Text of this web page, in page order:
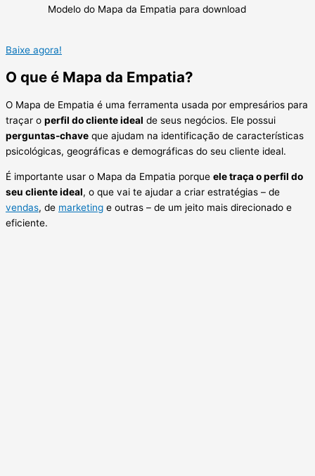
Modelo do Mapa da Empatia para download
Baixe agora!
O que é Mapa da Empatia?
O Mapa de Empatia é uma ferramenta usada por empresários para
traçar o perfil do cliente ideal de seus negócios. Ele possui
perguntas-chave que ajudam na identificação de características
psicológicas, geográficas e demográficas do seu cliente ideal.
É importante usar o Mapa da Empatia porque ele traça o perfil do
seu cliente ideal, o que vai te ajudar a criar estratégias – de
vendas, de marketing e outras – de um jeito mais direcionado e
eficiente.